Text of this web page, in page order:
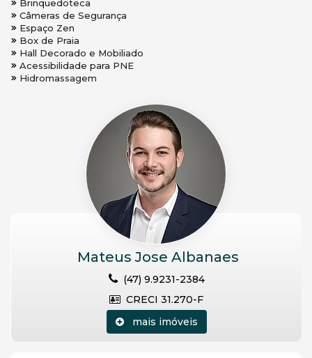
Brinquedoteca
Câmeras de Segurança
Espaço Zen
Box de Praia
Hall Decorado e Mobiliado
Acessibilidade para PNE
Hidromassagem
Mateus Jose Albanaes
(47) 9.9231-2384
CRECI 31.270-F
mais imóveis